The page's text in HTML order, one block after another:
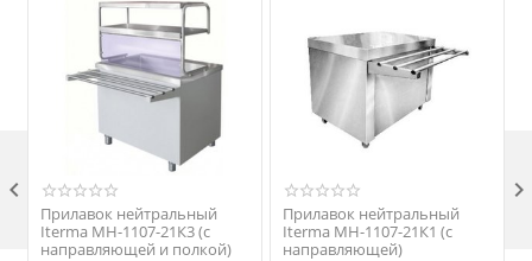
Прилавок нейтральный
Iterma МН-1107-21К3 (с
направляющей и полкой)
Прилавок нейтральный
Iterma МН-1107-21К1 (с
направляющей)
 